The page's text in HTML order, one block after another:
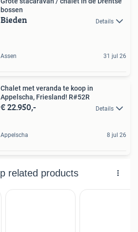
bossen
Bieden Details
Assen 31 jul 26
Chalet met veranda te koop in
Appelscha, Friesland! R#52R
€ 22.950,- Details
Appelscha 8 jul 26